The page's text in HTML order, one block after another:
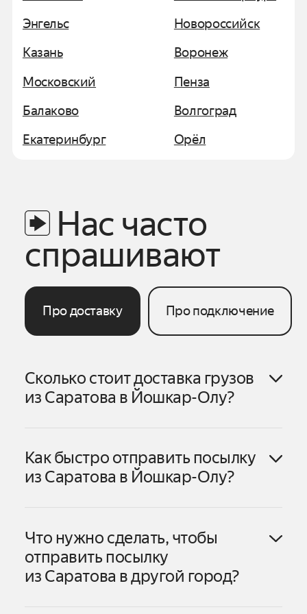
Энгельс
Новороссийск
Казань
Московский
Балаково
Екатеринбург
Воронеж
Пенза
Волгоград
Орёл
Нас часто
спрашивают
Про доставку Про подключение
Сколько стоит доставка грузов
из Саратова в Йошкар-Олу?
Саратова вЙошкар-Олу
1. Нажмите «Создать заказ».
Как быстро отправить посылку
из Саратова в Йошкар-Олу?
1. Оформите заказ в личном кабинете
или приложении Яндекс Go. В личном
кабинете можно заказать доставку
Что нужно сделать, чтобы
отправить посылку
из Саратова в другой город?